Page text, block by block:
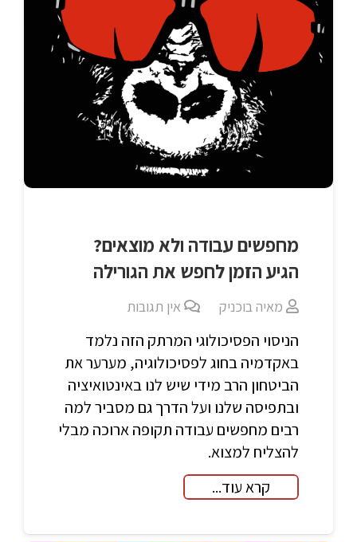
מחפשים עבודה ולא מוצאים?
הגיע הזמן לחפש את הגורילה
מאיה בוכניק אין תגובות
הניסוי הפסיכולוגי המרתק הזה נלמד
באקדמיה בחוג לפסיכולוגיה, מערער את
הביטחון הרב מידי שיש לנו באינטואיציה
ובתפיסה שלנו ועל הדרך גם מסביר למה
רבים מחפשים עבודה תקופה ארוכה מבלי
להצליח למצוא.
קרא עוד...